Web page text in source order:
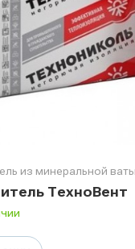
из минеральной ваты
ТехноВент